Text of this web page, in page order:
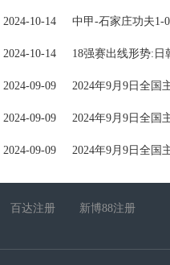
2024-10-14 中甲-石家庄功夫1-
2024-10-14 18强赛出线形势:
2024-09-09 2024年9月9日全国
2024-09-09 2024年9月9日全国
2024-09-09 2024年9月9日全国
百达注册 新博88注册